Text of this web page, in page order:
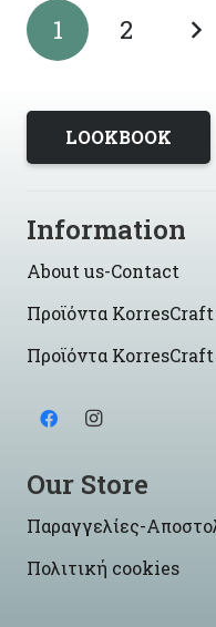
1 2
LOOKBOOK
Information
About us-Contact
Προϊόντα
Προϊόντα
Our Store
Παραγγελίες-
Πολιτική cookies